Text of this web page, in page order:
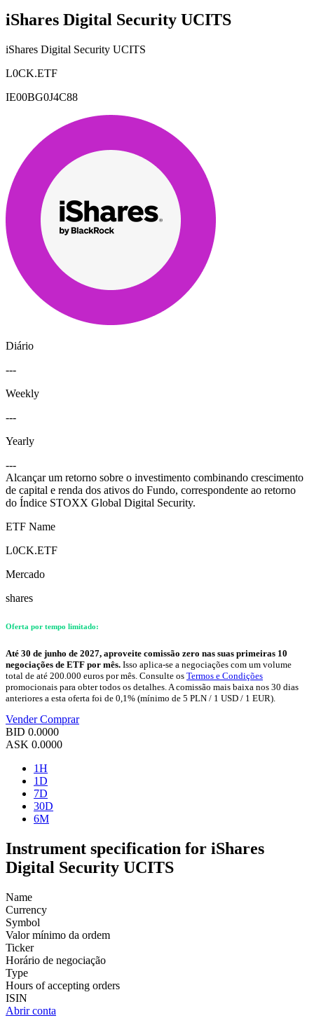
iShares Digital Security UCITS
iShares Digital Security UCITS
L0CK.ETF
IE00BG0J4C88
Diário
---
Weekly
---
Yearly
---
Alcançar um retorno sobre o investimento combinando crescimento
de capital e renda dos ativos do Fundo, correspondente ao retorno
do Índice STOXX Global Digital Security.
ETF Name
L0CK.ETF
Mercado
shares
Oferta por tempo limitado:
Até 30 de junho de 2027, aproveite comissão zero nas suas primeiras 10
negociações de ETF por mês. Isso aplica-se a negociações com um volume
total de até 200.000 euros por mês. Consulte os Termos e Condições
promocionais para obter todos os detalhes. A comissão mais baixa nos 30 dias
anteriores a esta oferta foi de 0,1% (mínimo de 5 PLN / 1 USD / 1 EUR).
VenderComprar
BID 0.0000
ASK 0.0000
1H
1D
7D
30D
6M
Instrument specification for iShares
Digital Security UCITS
Name
Currency
Symbol
Valor mínimo da ordem
Ticker
Horário de negociação
Type
Hours of accepting orders
ISIN
Abrir conta